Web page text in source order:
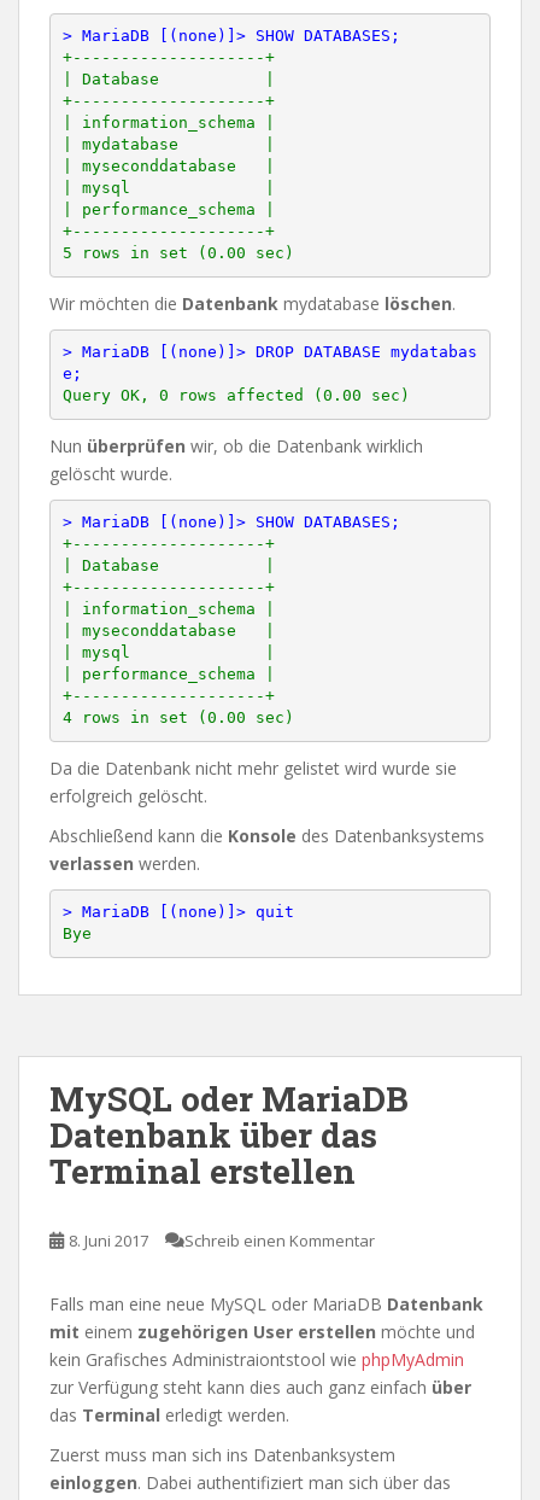
> MariaDB [(none)]> SHOW DATABASES;
+--------------------+
| Database           |
+--------------------+
| information_schema |
| mydatabase         |
| myseconddatabase   |
| mysql              |
| performance_schema |
+--------------------+
Wir möchten die Datenbank mydatabase löschen.
> MariaDB [(none)]> DROP DATABASE mydatabas
e;
Nun überprüfen wir, ob die Datenbank wirklich
gelöscht wurde.
> MariaDB [(none)]> SHOW DATABASES;
+--------------------+
| Database           |
+--------------------+
| information_schema |
| myseconddatabase   |
| mysql              |
| performance_schema |
+--------------------+
Da die Datenbank nicht mehr gelistet wird wurde sie
erfolgreich gelöscht.
Abschließend kann die Konsole des Datenbanksystems
verlassen werden.
> MariaDB [(none)]> quit
MySQL oder MariaDB
Datenbank über das
Terminal erstellen
8. Juni 2017 Schreib einen Kommentar
Falls man eine neue MySQL oder MariaDB Datenbank
mit einem zugehörigen User erstellen möchte und
kein Grafisches Administraiontstool wie phpMyAdmin
zur Verfügung steht kann dies auch ganz einfach über
das Terminal erledigt werden.
Zuerst muss man sich ins Datenbanksystem
einloggen. Dabei authentifiziert man sich über das